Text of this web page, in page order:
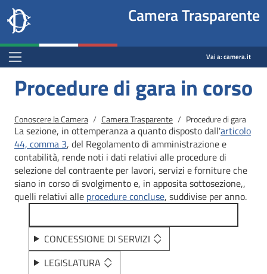
Salta al contenuto principale
Salta al menu di navigazione
Site
header
block
Camera dei deputati
Camera Trasparente
Menu Bar block
Vai a:camera.it
Procedure di gara in corso
Briciole di pane
Conoscere la Camera Camera Trasparente Procedure di gara
La sezione, in ottemperanza a quanto disposto dall'articolo
44, comma 3, del Regolamento di amministrazione e
contabilità, rende noti i dati relativi alle procedure di
selezione del contraente per lavori, servizi e forniture che
siano in corso di svolgimento e, in apposita sottosezione,,
quelli relativi alle procedure concluse, suddivise per anno.
CONCESSIONE DI SERVIZI
LEGISLATURA
Fine pagina
Salta al contenuto principale
Salta al menu di navigazione
Vai a inizio pagina